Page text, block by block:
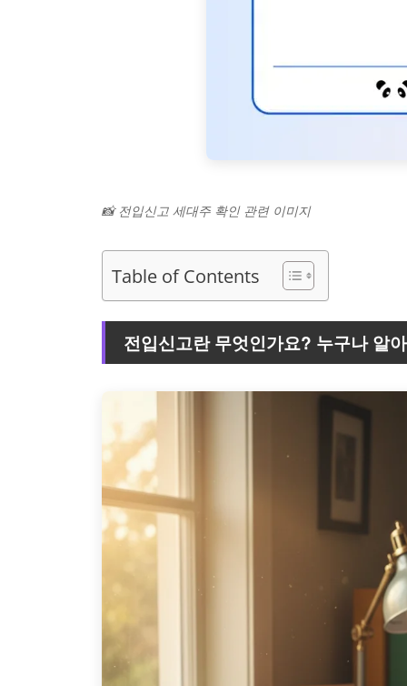
📸 전입신고 세대주 확인 관련 이미지
Table of Contents
전입신고란 무엇인가요? 누구나 알